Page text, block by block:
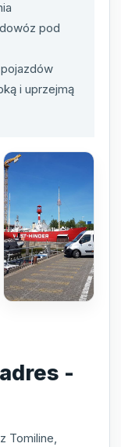
pod
i uprzejmą
-
Tomiline,